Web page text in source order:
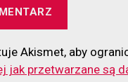
Akismet, aby
jak przetwarzane są